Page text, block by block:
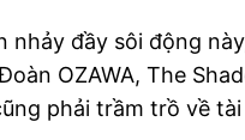
nhảy đầy sôi động
OZAWA, The
phải trầm trồ về